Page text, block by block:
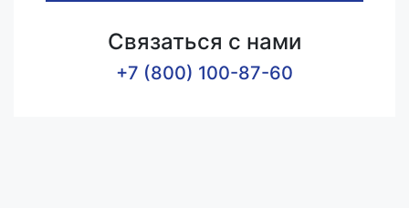
Связаться с нами
+7 (800) 100-87-60